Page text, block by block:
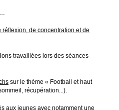
de concentration et de
travaillées lors des séances
sur le thème « Football et haut
récupération...).
aux jeunes avec notamment une